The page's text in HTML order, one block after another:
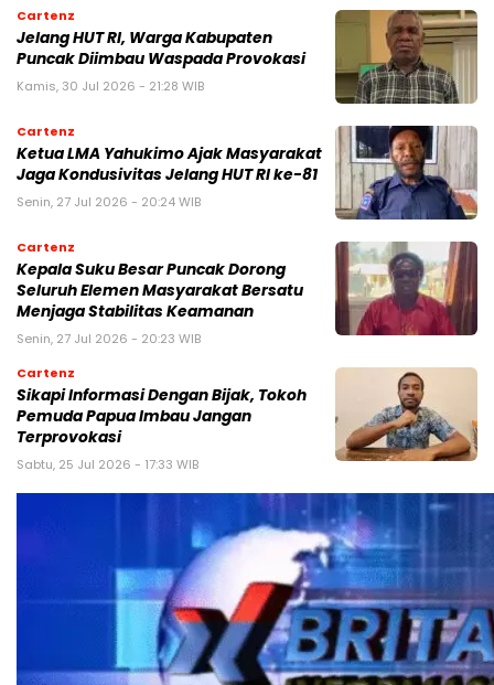
Cartenz
Jelang HUT RI, Warga Kabupaten
Puncak Diimbau Waspada Provokasi
Kamis, 30 Jul 2026 - 21:28 WIB
Cartenz
Ketua LMA Yahukimo Ajak Masyarakat
Jaga Kondusivitas Jelang HUT RI ke-81
Senin, 27 Jul 2026 - 20:24 WIB
Cartenz
Kepala Suku Besar Puncak Dorong
Seluruh Elemen Masyarakat Bersatu
Menjaga Stabilitas Keamanan
Senin, 27 Jul 2026 - 20:23 WIB
Cartenz
Sikapi Informasi Dengan Bijak, Tokoh
Pemuda Papua Imbau Jangan
Terprovokasi
Sabtu, 25 Jul 2026 - 17:33 WIB